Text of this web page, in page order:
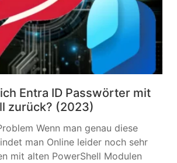
Entra ID Passwörter mit
zurück? (2023)
Wenn man genau diese
man Online leider noch sehr
mit alten PowerShell Modulen